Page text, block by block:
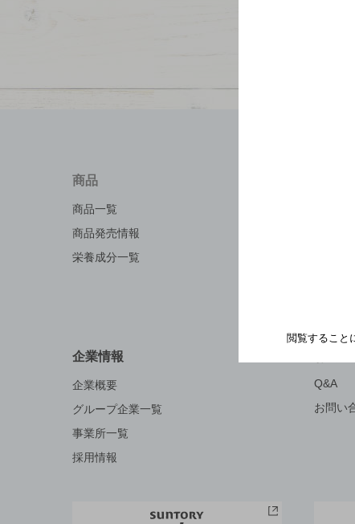
商品
商品一覧
商品発売情報
栄養成分一覧
知る
キャン
企業情報
企業概要
グループ企業一覧
事業所一覧
採用情報
Q&A
お問い
閲覧すること